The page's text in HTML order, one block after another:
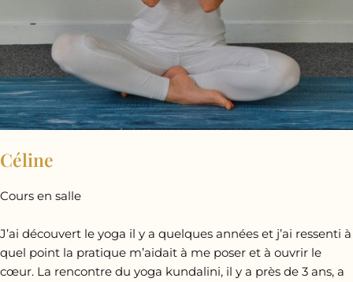
Céline
Cours en salle
J’ai découvert le yoga il y a quelques années et j’ai ressenti à
quel point la pratique m’aidait à me poser et à ouvrir le
cœur. La rencontre du yoga kundalini, il y a près de 3 ans, a